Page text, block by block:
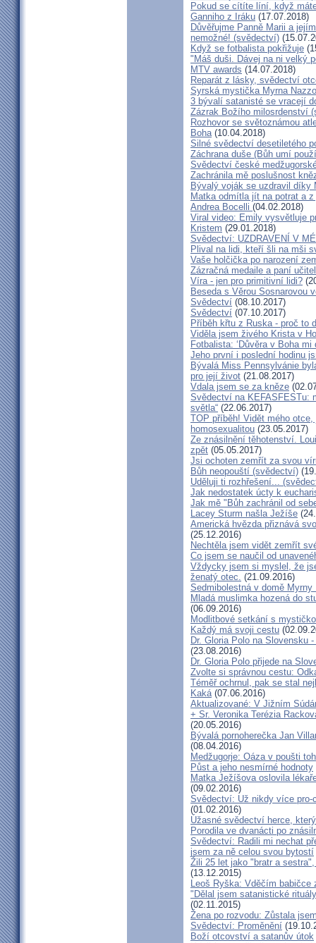
Pokud se cítíte líní, když
Ganniho z Iráku (17.07.2018)
Důvěřujme Panně Marii a
nemožné! (svědectví)
Když se fotbalista pokřižuje
"Máš duši. Dávej na ni velký
MTV awards (14.07.2018)
Reparát z lásky, svědectví
Syrská mystička Myrna
3 bývalí satanisté se vracejí
Zázrak Božího milosrdenství
Rozhovor se světoznámou
Boha (10.04.2018)
Silné svědectví desetiletého
Záchrana duše (Bůh umí
Svědectví české
Zachránila mě poslušnost
Bývalý voják se uzdravil díky
Matka odmítla jít na potrat a
Andrea Bocelli (04.02.2018)
Viral video: Emily vysvětluje
Kristem (29.01.2018)
Svědectví: UZDRAVENÍ V
Plival na lidi, kteří šli na mši
Vaše holčička po narození
Zázračná medaile a paní
Víra - jen pro primitivní lidi?
Beseda s Věrou Sosnarovou
Svědectví (08.10.2017)
Svědectví (07.10.2017)
Příběh křtu z Ruska - proč to
Viděla jsem živého Krista v
Fotbalista: ‘Důvěra v Boha mi
Jeho první i poslední hodinu
Bývalá Miss Pennsylvánie
pro její život (21.08.2017)
Vdala jsem se za kněze
Svědectví na KEFASFESTu:
světla“ (22.06.2017)
TOP příběh! Vidět mého
homosexualitou (23.05.2017)
Ze znásilnění těhotenství.
zpět (05.05.2017)
Jsi ochoten zemřít za svou
Bůh neopouští (svědectví)
Uděluji ti rozhřešení...
Jak nedostatek úcty k
Jak mě "Bůh zachránil od
Lacey Sturm našla Ježíše
Americká hvězda přiznává
(25.12.2016)
Nechtěla jsem vidět zemřít
Co jsem se naučil od
Vždycky jsem si myslel, že
ženatý otec. (21.09.2016)
Sedmibolestná v domě Myrny
Mladá muslimka hozená do
(06.09.2016)
Modlitbové setkání s
Každý má svoji cestu
Dr. Gloria Polo na Slovensku
(23.08.2016)
Dr. Gloria Polo přijede na
Zvolte si správnou cestu:
Téměř ochrnul, pak se stal
Kaká (07.06.2016)
Aktualizované: V Jižním
+ Sr. Veronika Terézia
(20.05.2016)
Bývalá pornoherečka Jan
(08.04.2016)
Medžugorje: Oáza v poušti
Půst a jeho nesmírné hodnoty
Matka Ježíšova oslovila
(09.02.2016)
Svědectví: Už nikdy více pro-
(01.02.2016)
Úžasné svědectví herce,
Porodila ve dvanácti po
Svědectví: Radili mi nechat
jsem za ně celou svou bytostí
Žili 25 let jako "bratr a
(13.12.2015)
Leoš Ryška: Vděčím babičce
"Dělal jsem satanistické
(02.11.2015)
Žena po rozvodu: Zůstala
Svědectví: Proměnění
Boží otcovství a satanův útok